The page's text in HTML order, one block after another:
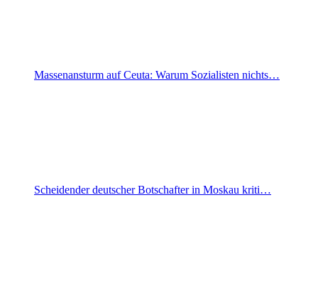
Massenansturm auf Ceuta: Warum Sozialisten nichts…
Scheidender deutscher Botschafter in Moskau kriti…